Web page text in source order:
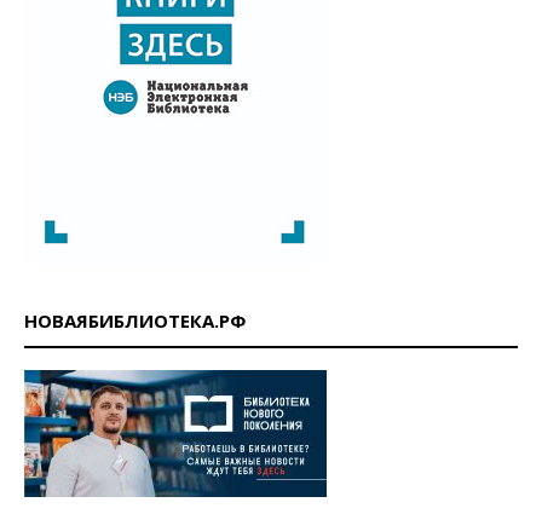
НОВАЯБИБЛИОТЕКА.РФ